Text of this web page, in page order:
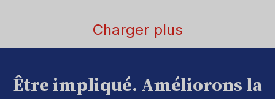
Charger plus
Être impliqué. Améliorons la